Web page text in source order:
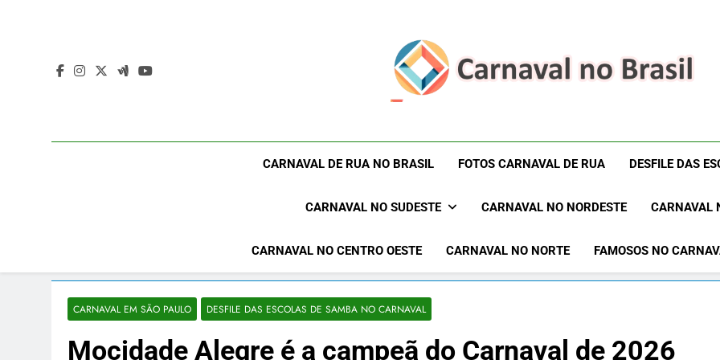
Carnaval No Brasil
Rua 2027 –
CARNAVAL DE RUA NO BRASIL FOTOS CARNAVAL DE RUA DESFILE DAS
CARNAVAL NO SUDESTE CARNAVAL NO NORDESTE CARNAVAL
CARNAVAL NO CENTRO OESTE CARNAVAL NO NORTE FAMOSOS NO
CARNAVAL EM SÃO PAULO DESFILE DAS ESCOLAS DE SAMBA NO CARNAVAL
Mocidade Alegre é a campeã do Carnaval de 2026